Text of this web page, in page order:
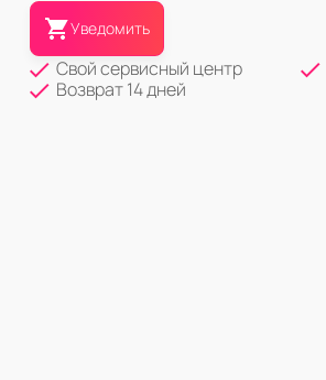
Уведомить
Свой сервисный центр
Возврат 14 дней